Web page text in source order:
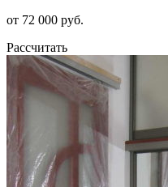
от 72 000 руб.
Рассчитать